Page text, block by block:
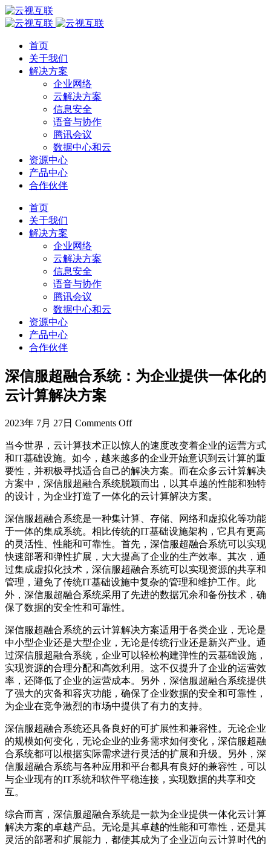
首页
关于我们
解决方案
企业网络
云解决方案
信息安全
语音与协作
腾讯会议
数据中心和云
资源中心
产品中心
合作伙伴
首页
关于我们
解决方案
企业网络
云解决方案
信息安全
语音与协作
腾讯会议
数据中心和云
资源中心
产品中心
合作伙伴
深信服超融合系统：为企业提供一体化的
云计算解决方案
2023年 7月 27日 Comments Off
当今世界，云计算技术正以惊人的速度改变着企业的运营方式
和IT基础设施。如今，越来越多的企业开始意识到云计算的重
要性，并积极寻找适合自己的解决方案。而在众多云计算解决
方案中，深信服超融合系统脱颖而出，以其卓越的性能和独特
的设计，为企业打造了一体化的云计算解决方案。
深信服超融合系统是一种集计算、存储、网络和虚拟化等功能
于一体的集成系统。相比传统的IT基础设施架构，它具有更高
的灵活性、性能和可靠性。首先，深信服超融合系统可以实现
快速部署和弹性扩展，大大提高了企业的生产效率。其次，通
过集成虚拟化技术，深信服超融合系统可以实现资源的共享和
管理，避免了传统IT基础设施中复杂的管理和维护工作。此
外，深信服超融合系统采用了先进的数据冗余和备份技术，确
保了数据的安全性和可靠性。
深信服超融合系统的云计算解决方案适用于各类企业，无论是
中小型企业还是大型企业，无论是传统行业还是新兴产业。通
过深信服超融合系统，企业可以轻松构建弹性的云基础设施，
实现资源的合理分配和高效利用。这不仅提升了企业的运营效
率，还降低了企业的运营成本。另外，深信服超融合系统提供
了强大的灾备和容灾功能，确保了企业数据的安全和可靠性，
为企业在竞争激烈的市场中提供了有力的支持。
深信服超融合系统还具备良好的可扩展性和兼容性。无论企业
的规模如何变化，无论企业的业务需求如何变化，深信服超融
合系统都可以根据实际需求进行灵活的扩展和升级。另外，深
信服超融合系统与各种应用和平台都具有良好的兼容性，可以
与企业现有的IT系统和软件平稳连接，实现数据的共享和交
互。
综合而言，深信服超融合系统是一款为企业提供一体化云计算
解决方案的卓越产品。无论是其卓越的性能和可靠性，还是其
灵活的部署和扩展能力，都使其成为了企业迈向云计算时代的